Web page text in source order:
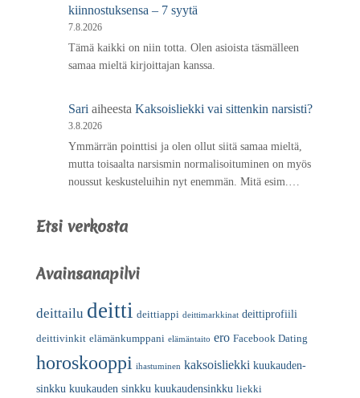
kiinnostuksensa – 7 syytä
7.8.2026
Tämä kaikki on niin totta. Olen asioista täsmälleen
samaa mieltä kirjoittajan kanssa.
Sari aiheesta Kaksoisliekki vai sittenkin narsisti?
3.8.2026
Ymmärrän pointtisi ja olen ollut siitä samaa mieltä,
mutta toisaalta narsismin normalisoituminen on myös
noussut keskusteluihin nyt enemmän. Mitä esim.…
Etsi verkosta
Avainsanapilvi
deittailu deitti deittiappi deittimarkkinat deittiprofiili
deittivinkit elämänkumppani elämäntaito ero Facebook Dating
horoskooppi ihastuminen kaksoisliekki kuukauden-
sinkku kuukauden sinkku kuukaudensinkku liekki